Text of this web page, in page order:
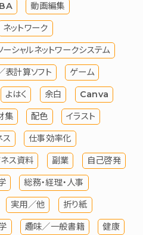
動画編集
ネットワーク
シャルネットワークシステム
表計算ソフト ゲーム
よはく 余白 Canva
集 配色 イラスト
ス 仕事効率化
ス資料 副業 自己啓発
総務・経理・人事
実用／他 折り紙
趣味／一般書籍 健康